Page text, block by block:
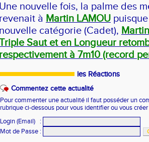
Une nouvelle fois, la palme des
revenait à Martin LAMOU
nouvelle catégorie (Cadet),
Saut et en Longueur
respectivement à 7m10 (record
les Réactions
Commentez cette actualité
Pour commenter une actualité il faut posséder un
rubrique ci-dessous pour vous identifier ou vous
Login (Email)
:
Mot de Passe :